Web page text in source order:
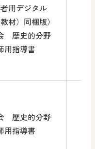
者用デジタル
材）同梱版〉
歴史的分野
用指導書
歴史的分野
用指導書